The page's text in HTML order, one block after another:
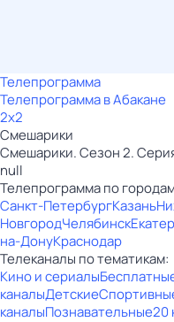
Телепрограмма
Телепрограмма в Абакане
2x2
Смешарики
Смешарики. Сезон 2.
null
Телепрограмма по
Санкт-ПетербургКазань
НовгородЧелябинск
на-ДонуКраснодар
Телеканалы по тематикам:
Кино и сериалы
каналыДетские
каналыПознавательные20